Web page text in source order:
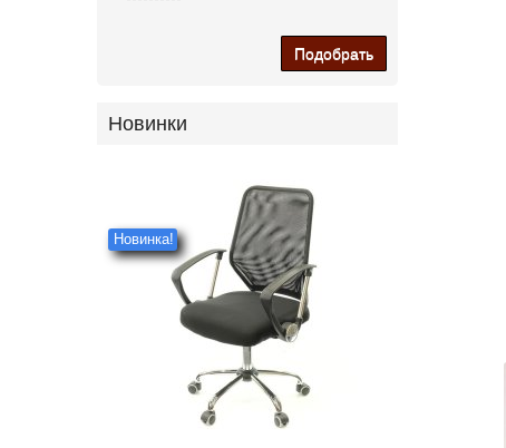
Подобрать
Новинки
Новинка!